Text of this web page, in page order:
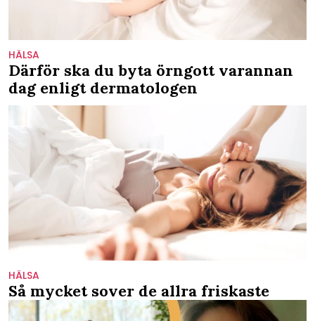
HÄLSA
Därför ska du byta örngott varannan
dag enligt dermatologen
HÄLSA
Så mycket sover de allra friskaste